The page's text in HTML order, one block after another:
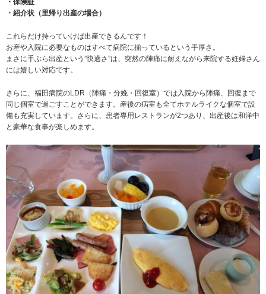
・紹介状（里帰り出産の場合）
これらだけ持っていけば出産できるんです！
お産や入院に必要なものはすべて病院に揃っているという手厚さ。
まさに手ぶら出産という”快適さ”は、突然の陣痛に耐えながら来院する妊婦さん
には嬉しい対応です。
さらに、福田病院のLDR（陣痛・分娩・回復室）では入院から陣痛、回復まで
同じ個室で過ごすことができます。産後の病室も全てホテルライクな個室で設
備も充実しています。さらに、患者専用レストランが2つあり、出産後は和洋中
と豪華な食事が楽しめます。